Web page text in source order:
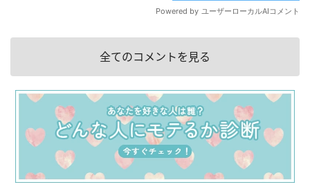
全てのコメントを見る